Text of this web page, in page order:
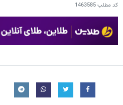
کد مطلب1463585